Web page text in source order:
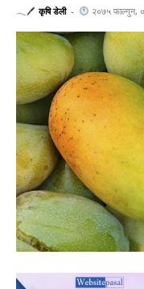
𓂃🖊 कृषि डेली - २०७५ फाल्गुन,